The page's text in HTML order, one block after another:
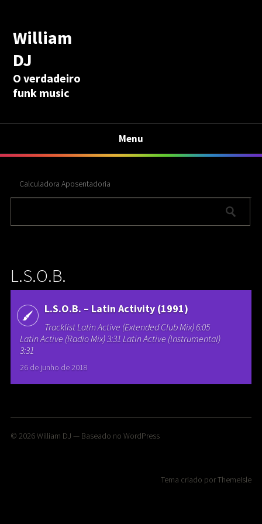
William
DJ
O verdadeiro
funk music
Menu
Calculadora Aposentadoria
L.S.O.B.
L.S.O.B. – Latin Activity (1991)
Tracklist Latin Active (Extended Club Mix) 6:05
Latin Active (Radio Mix) 3:31 Latin Active (Instrumental)
3:31
26 de junho de 2018
© 2026William DJ — Baseado no WordPress
Tema criado porThemeIsle